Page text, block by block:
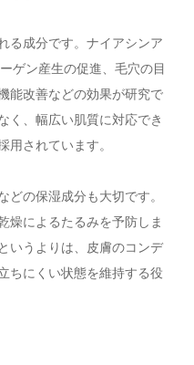
る成分です。ナイアシンア
ゲン産生の促進、毛穴の目
能改善などの効果が研究で
く、幅広い肌質に対応でき
用されています。
どの保湿成分も大切です。
燥によるたるみを予防しま
いうよりは、皮膚のコンデ
ちにくい状態を維持する役